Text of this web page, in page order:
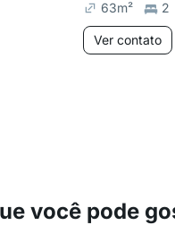
63m² 2
Ver contato
você pode